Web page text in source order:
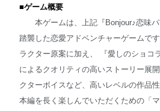
■ゲーム概要
本ゲームは、上記『Bonjour♪恋味パ
踏襲した恋愛アドベンチャーゲームで
ラクター原案に加え、 『愛しのショコ
によるクオリティの高いストーリー展
クターボイスなど、高いレベルの作品
本編を長く楽しんでいただくための「